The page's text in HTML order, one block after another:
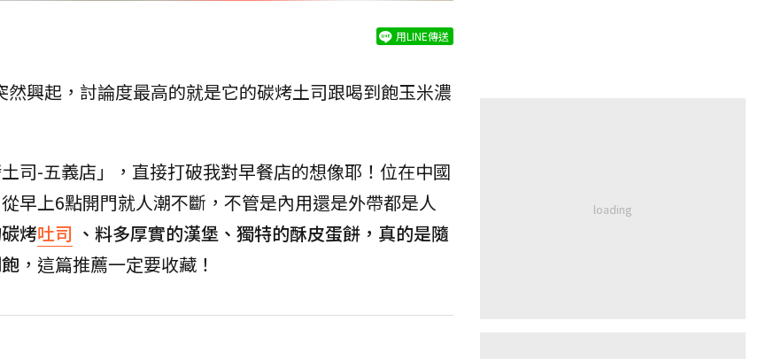
用LINE傳送
然興起，討論度最高的就是它的碳烤土司跟喝到飽玉米濃
司-五義店」，直接打破我對早餐店的想像耶！位在中國
早上6點開門就人潮不斷，不管是內用還是外帶都是人
烤吐司 、料多厚實的漢堡、獨特的酥皮蛋餅，真的是隨
，這篇推薦一定要收藏！